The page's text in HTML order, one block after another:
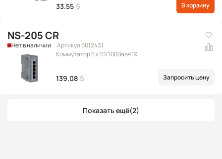
33.55 $ В корзину
NS-205 CR
Нет в наличии
Артикул 6012431
Коммутатор 5 x 10/100BaseTX
139.08 $ Запросить цену
Показать ещё(2)